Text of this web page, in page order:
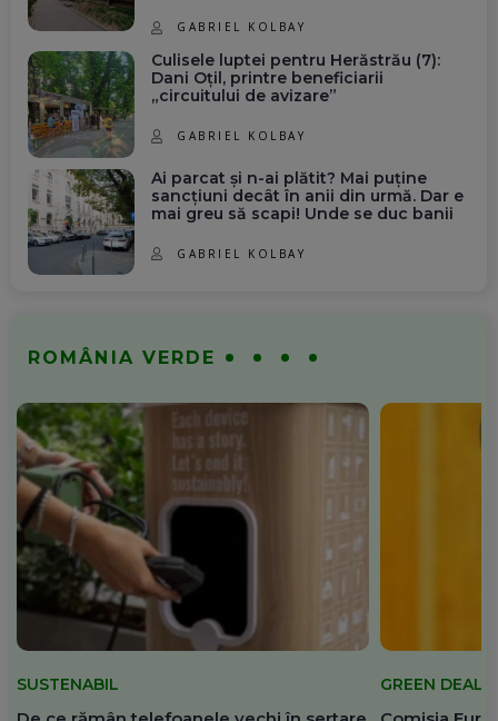
GABRIEL KOLBAY
Culisele luptei pentru Herăstrău (7):
Dani Oțil, printre beneficiarii
„circuitului de avizare”
GABRIEL KOLBAY
Ai parcat și n-ai plătit? Mai puține
sancțiuni decât în anii din urmă. Dar e
mai greu să scapi! Unde se duc banii
GABRIEL KOLBAY
ROMÂNIA VERDE
SUSTENABIL GREEN DEAL